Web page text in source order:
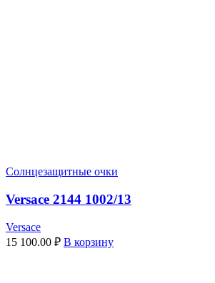
Солнцезащитные очки
Versace 2144 1002/13
Versace
15 100.00 ₽ В корзину